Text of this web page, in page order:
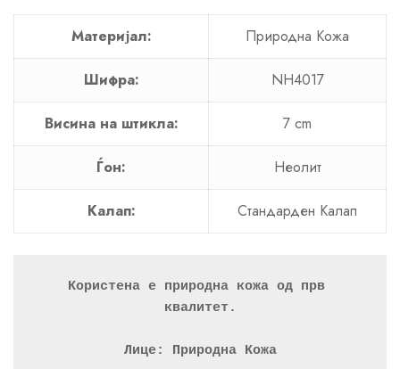
Материјал: Природна Кожа
Шифра: NH4017
Висина на штикла: 7 cm
Ѓон: Неолит
Калап: Стандарден Калап
Користена е природна кожа од прв
квалитет.
Лице: Природна Кожа